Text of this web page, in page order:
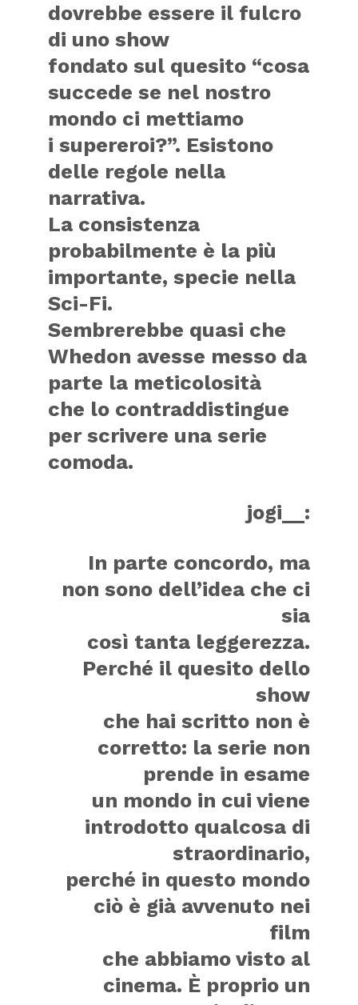
dovrebbe essere il fulcro
di uno show
fondato sul quesito “cosa
succede se nel nostro
mondo ci mettiamo
i supereroi?”. Esistono
delle regole nella
narrativa.
La consistenza
probabilmente è la più
importante, specie nella
Sci-Fi.
Sembrerebbe quasi che
Whedon avesse messo da
parte la meticolosità
che lo contraddistingue
per scrivere una serie
comoda.
jogi__:
In parte concordo, ma
non sono dell’idea che ci
sia
così tanta leggerezza.
Perché il quesito dello
show
che hai scritto non è
corretto: la serie non
prende in esame
un mondo in cui viene
introdotto qualcosa di
straordinario,
perché in questo mondo
ciò è già avvenuto nei
film
che abbiamo visto al
cinema. È proprio un